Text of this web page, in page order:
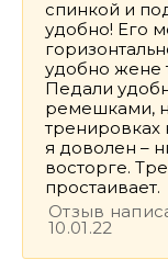
спинкой и
удобно! Его
удобно жене
Педали
ремешками,
тренировках
я доволен –
восторге.
простаивает.
Отзыв
10.01.22